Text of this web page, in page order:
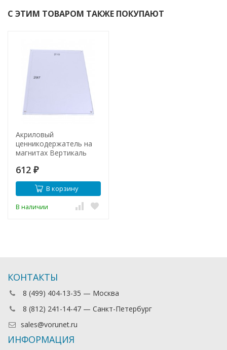
С ЭТИМ ТОВАРОМ ТАКЖЕ ПОКУПАЮТ
Акриловый
ценникодержатель на
магнитах Вертикаль
612 ₽
В корзину
В наличии
КОНТАКТЫ
8 (499) 404-13-35 — Москва
8 (812) 241-14-47 — Санкт-Петербург
sales@vorunet.ru
ИНФОРМАЦИЯ